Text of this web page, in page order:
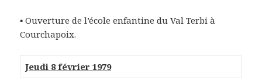
▪ Ouverture de l’école enfantine du Val Terbi à
Courchapoix.
Jeudi 8 février 1979